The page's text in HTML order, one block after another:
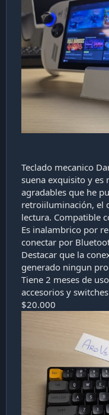
Teclado mecanico
suena exquisito y es
agradables que he
retroiiluminación, el
lectura. Compatible
Es inalambrico por
conectar por
Destacar que la
generado ningun
Tiene 2 meses de
accesorios y
$20.000